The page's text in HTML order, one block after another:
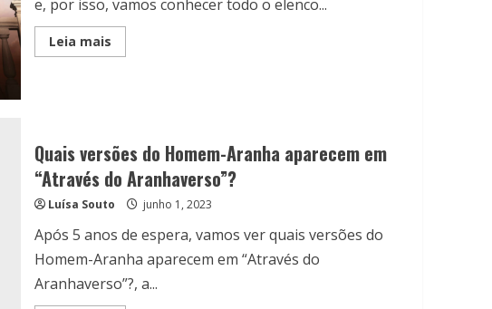
e, por isso, vamos conhecer todo o elenco...
Leia maisRead
more
da
série
da
Netlix
Quais versões do Homem-Aranha aparecem em
“Através do Aranhaverso”?
Luísa Souto junho 1, 2023
Após 5 anos de espera, vamos ver quais versões do
Homem-Aranha aparecem em “Através do
Aranhaverso”?, a...